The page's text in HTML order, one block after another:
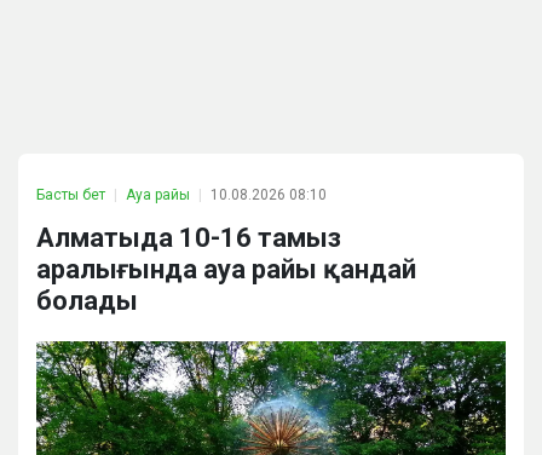
Басты бет Ауа райы 10.08.2026 08:10
Алматыда 10-16 тамыз
аралығында ауа райы қандай
болады